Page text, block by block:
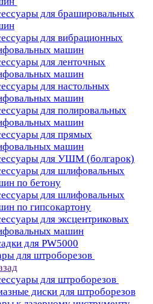
для брашировальных
для вибрационных
машин
для ленточных
машин
для настольных
машин
для полировальных
машин
для прямых
машин
для УШМ (болгарок)
для шлифовальных
по бетону
для шлифовальных
по гипсокартону
для эксцентриковых
машин
для PW5000
для штроборезов
для штроборезов
диски для штроборезов